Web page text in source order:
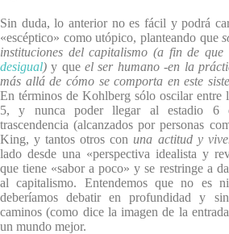
Sin duda, lo anterior no es fácil y podrá
«escéptico» como utópico, planteando que
instituciones del capitalismo (a fin de que
desigual)y queel ser humano -en la
más allá de cómo se comporta en este
En términos de Kohlberg sólo oscilar entre
5, y nunca poder llegar al estadio 6
trascendencia (alcanzados por personas
King, y tantos otros con una actitud y
lado desde una «perspectiva idealista y
que tiene «sabor a poco» y se restringe a
al capitalismo. Entendemos que no
deberíamos debatir en profundidad y
caminos (como dice la imagen de la
un mundo mejor.